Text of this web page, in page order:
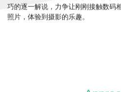
本网站通过对相机各种拍摄模式、摄
巧的逐一解说，力争让刚刚接触数码